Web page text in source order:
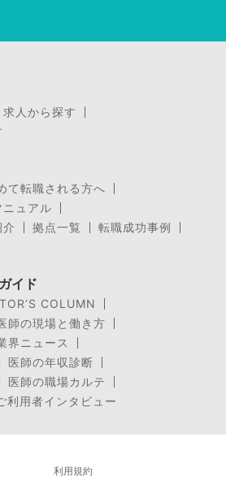
人から探す
て転職される方へ
ュアル
拠点一覧
転職成功事例
イド
COLUMN
師の現場と働き方
界ニュース
医師の年収診断
医師の職場カルテ
利用者インタビュー
利用規約